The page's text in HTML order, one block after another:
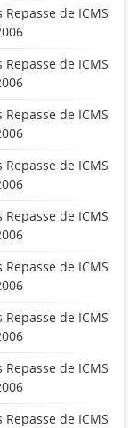
de ICMS
de ICMS
de ICMS
de ICMS
de ICMS
de ICMS
de ICMS
de ICMS
de ICMS